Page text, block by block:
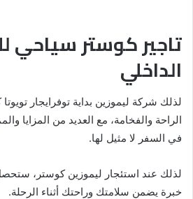
تاجير كوستر سياحي
الداخلي
لذلك شركة ليموزين بداية توفرايجار
الراحة والفخامة، مع العديد من المزايا
في السفر لا مثيل لها.
لذلك عند استئجار ليموزين كوستر،
خبرة يضمن سلامتك وراحتك أثناء الرحلة.